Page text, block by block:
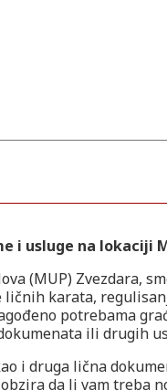
i usluge na lokaciji
(MUP) Zvezdara,
karata,
potrebama
ili drugih
i druga lična
da li vam treba